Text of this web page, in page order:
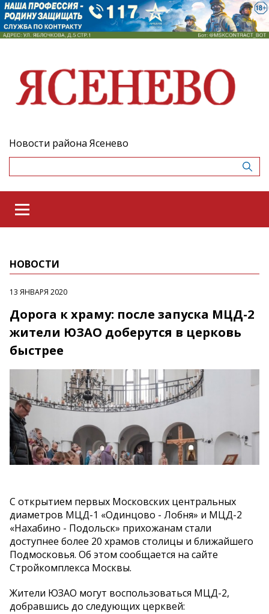
Новости района Ясенево
НОВОСТИ
13 ЯНВАРЯ 2020
Дорога к храму: после запуска МЦД-2
жители ЮЗАО доберутся в церковь
быстрее
С открытием первых Московских центральных
диаметров МЦД-1 «Одинцово - Лобня» и МЦД-2
«Нахабино - Подольск» прихожанам стали
доступнее более 20 храмов столицы и ближайшего
Подмосковья. Об этом сообщается на сайте
Стройкомплекса Москвы.
Жители ЮЗАО могут воспользоваться МЦД-2,
добравшись до следующих церквей: